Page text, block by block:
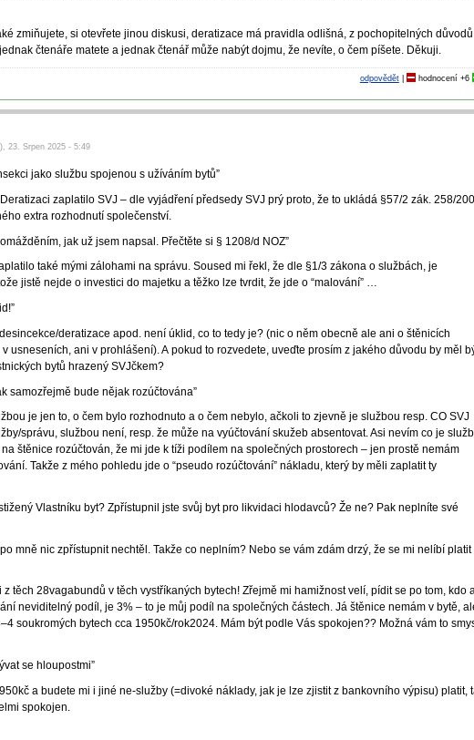
zmiňujete, si otevřete jinou diskusi, deratizace má pravidla odlišná, z pochopitelných
čtenáře matete a jednak čtenář může nabýt dojmu, že nevíte, o čem píšete. Děkuji.
odpovědět| hodnocení +6
23. Srpen 2025 - 5:49
jako službu spojenou s užíváním bytů”
zaplatilo SVJ – dle vyjádření předsedy SVJ prý proto, že to ukládá §57/2 zák. 258/
extra rozhodnutí společenství.
jak už jsem napsal. Přečtěte si § 1208/d NOZ”
také mými zálohami na správu. Soused mi řekl, že dle §1/3 zákona o službách, je
jistě nejde o investici do majetku a těžko lze tvrdit, že jde o “malování” …
de­ratizace apod. není úklid, co to tedy je? (nic o něm obecně ale ani o štěnicích
usneseních, ani v prohlášení). A pokud to rozvedete, uveďte prosím z jakého důvodu by měl
bytů hrazený SVJčkem?
samozřejmě bude nějak rozúčtována”
je jen to, o čem bylo rozhodnuto a o čem nebylo, ačkoli to zjevně je službou resp. CO SVJ
správu, službou není, resp. že může na vyúčtování skužeb absentovat. Asi nevím co je
štěnice rozúčtován, že mi jde k tíži podílem na společných prostorech – jen prostě nemám
Takže z mého pohledu jde o “pseudo rozúčtování” nákladu, který by měli zaplatit ty
Vlastníku byt? Zpřístupnil jste svůj byt pro likvidaci hlodavců? Že ne? Pak neplníte své
mně nic zpřístupnit nechtěl. Takže co neplním? Nebo se vám zdám drzý, že se mi nelíbí platit
těch 28vagabundů v těch vystříkaných bytech! Zřejmě mi hamižnost velí, pídit se po tom, kdo
neviditelný podíl, je 3% – to je můj podíl na společných částech. Já štěnice nemám v bytě,
soukromých bytech cca 1950kč/rok2024. Mám být podle Vás spokojen?? Možná vám to
se hloupostmi”
a budete mi i jiné ne-služby (=divoké náklady, jak je lze zjistit z bankovního výpisu) platit,
spokojen.